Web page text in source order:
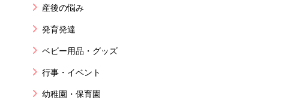
産後の悩み
発育発達
ベビー用品・グッズ
行事・イベント
幼稚園・保育園